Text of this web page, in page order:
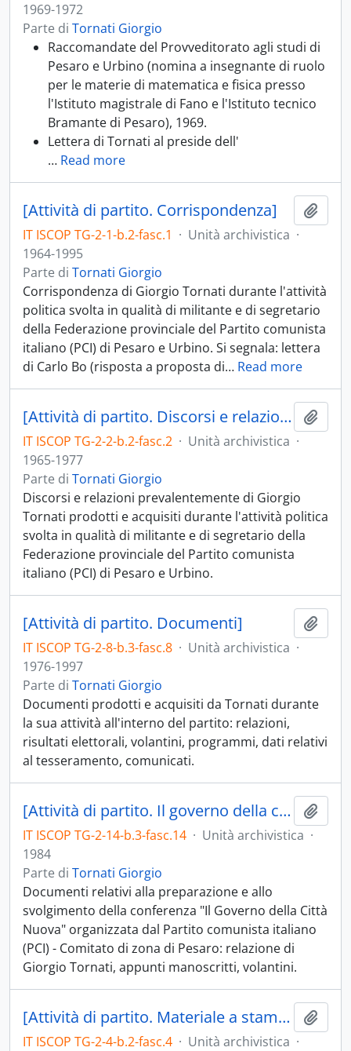
1969-1972
Parte di Tornati Giorgio
Raccomandate del Provveditorato agli studi di
Pesaro e Urbino (nomina a insegnante di ruolo
per le materie di matematica e fisica presso
l'Istituto magistrale di Fano e l'Istituto tecnico
Bramante di Pesaro), 1969.
Lettera di Tornati al preside dell'
… Read more
[Attività di partito. Corrispondenza]
IT ISCOP TG-2-1-b.2-fasc.1 · Unità archivistica ·
1964-1995
Parte di Tornati Giorgio
Corrispondenza di Giorgio Tornati durante l'attività
politica svolta in qualità di militante e di segretario
della Federazione provinciale del Partito comunista
italiano (PCI) di Pesaro e Urbino. Si segnala: lettera
di Carlo Bo (risposta a proposta di… Read more
[Attività di partito. Discorsi e relazioni]
IT ISCOP TG-2-2-b.2-fasc.2 · Unità archivistica ·
1965-1977
Parte di Tornati Giorgio
Discorsi e relazioni prevalentemente di Giorgio
Tornati prodotti e acquisiti durante l'attività politica
svolta in qualità di militante e di segretario della
Federazione provinciale del Partito comunista
italiano (PCI) di Pesaro e Urbino.
[Attività di partito. Documenti]
IT ISCOP TG-2-8-b.3-fasc.8 · Unità archivistica ·
1976-1997
Parte di Tornati Giorgio
Documenti prodotti e acquisiti da Tornati durante
la sua attività all'interno del partito: relazioni,
risultati elettorali, volantini, programmi, dati relativi
al tesseramento, comunicati.
[Attività di partito. Il governo della città nuova]
IT ISCOP TG-2-14-b.3-fasc.14 · Unità archivistica ·
1984
Parte di Tornati Giorgio
Documenti relativi alla preparazione e allo
svolgimento della conferenza "Il Governo della Città
Nuova" organizzata dal Partito comunista italiano
(PCI) - Comitato di zona di Pesaro: relazione di
Giorgio Tornati, appunti manoscritti, volantini.
[Attività di partito. Materiale a stampa]
IT ISCOP TG-2-4-b.2-fasc.4 · Unità archivistica ·